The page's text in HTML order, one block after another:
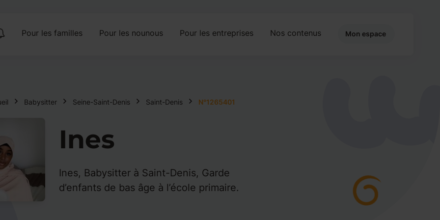
Pour les familles Pour les nounous Pour les entreprises Nos contenus Mon espace
Babysitter Seine-Saint-Denis Saint-Denis N°1265401
Ines
Ines, Babysitter à Saint-Denis, Garde
d’enfants de bas âge à l’école primaire.